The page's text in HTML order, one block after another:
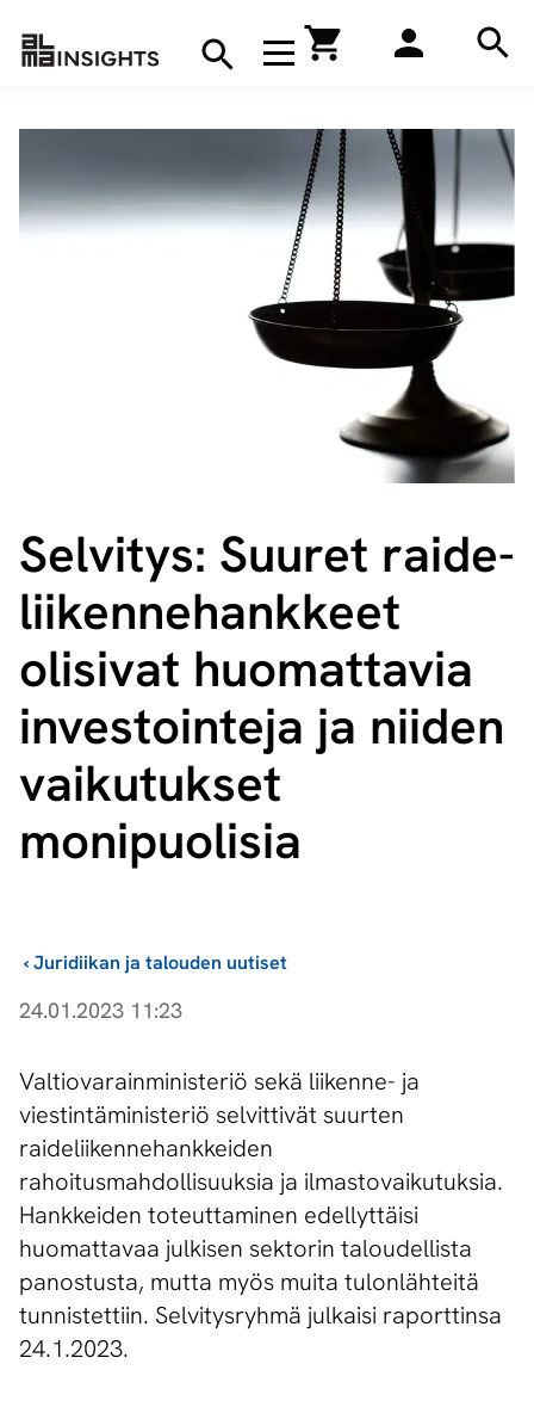
Avaa navigaatio
Hae
Selvitys: Suuret rai­de­
lii­ken­ne­hank­keet
olisivat huomattavia
investointeja ja niiden
vaikutukset
monipuolisia
Juridiikan ja talouden uutiset
›
24.01.2023 11:23
Valtiovarainministeriö sekä liikenne- ja
viestintäministeriö selvittivät suurten
raideliikennehankkeiden
rahoitusmahdollisuuksia ja ilmastovaikutuksia.
Hankkeiden toteuttaminen edellyttäisi
huomattavaa julkisen sektorin taloudellista
panostusta, mutta myös muita tulonlähteitä
tunnistettiin. Selvitysryhmä julkaisi raporttinsa
24.1.2023.